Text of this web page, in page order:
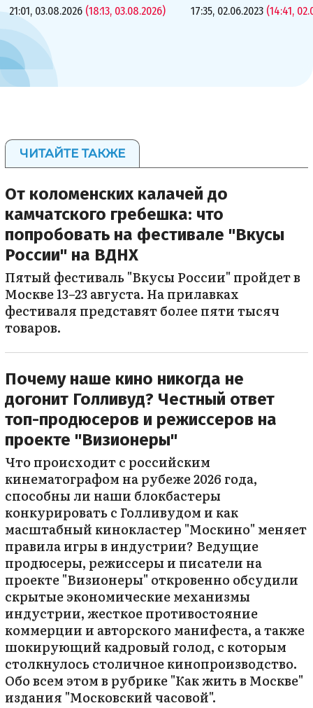
21:01, 03.08.2026 (18:13, 03.08.2026) 17:35, 02.06.2023 (14:41,
ЧИТАЙТЕ ТАКЖЕ
От коломенских калачей до
камчатского гребешка: что
попробовать на фестивале "Вкусы
России" на ВДНХ
Пятый фестиваль "Вкусы России" пройдет в
Москве 13–23 августа. На прилавках
фестиваля представят более пяти тысяч
товаров.
Почему наше кино никогда не
догонит Голливуд? Честный ответ
топ-продюсеров и режиссеров на
проекте "Визионеры"
Что происходит с российским
кинематографом на рубеже 2026 года,
способны ли наши блокбастеры
конкурировать с Голливудом и как
масштабный кинокластер "Москино" меняет
правила игры в индустрии? Ведущие
продюсеры, режиссеры и писатели на
проекте "Визионеры" откровенно обсудили
скрытые экономические механизмы
индустрии, жесткое противостояние
коммерции и авторского манифеста, а также
шокирующий кадровый голод, с которым
столкнулось столичное кинопроизводство.
Обо всем этом в рубрике "Как жить в Москве"
издания "Московский часовой".